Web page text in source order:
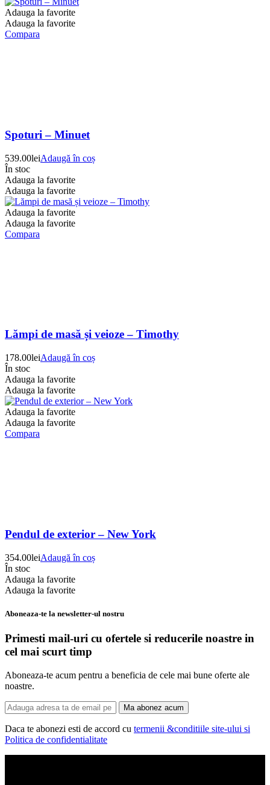
Adauga la favorite
Adauga la favorite
Compara
Spoturi – Minuet
539.00leiAdaugă în coș
În stoc
Adauga la favorite
Adauga la favorite
Adauga la favorite
Adauga la favorite
Compara
Lămpi de masă și veioze – Timothy
178.00leiAdaugă în coș
În stoc
Adauga la favorite
Adauga la favorite
Adauga la favorite
Adauga la favorite
Compara
Pendul de exterior – New York
354.00leiAdaugă în coș
În stoc
Adauga la favorite
Adauga la favorite
Aboneaza-te la newsletter-ul nostru
Primesti mail-uri cu ofertele si reducerile noastre in
cel mai scurt timp
Aboneaza-te acum pentru a beneficia de cele mai bune oferte ale
noastre.
Ma abonez acum
Daca te abonezi esti de accord cu termenii &conditiile site-ului si
Politica de confidentialitate